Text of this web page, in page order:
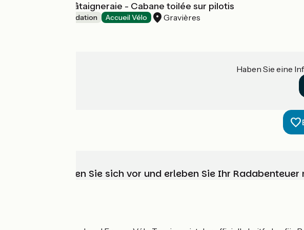
Camping La Châtaigneraie - Cabane toilée sur pilotis
Unusual accommodation Accueil Vélo Gravières
Haben Sie eine
Wählen, bereiten Sie sich vor und erleben Sie Ihr